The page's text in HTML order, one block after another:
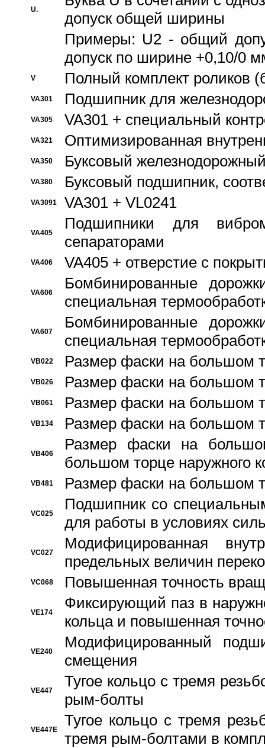
U.
допуск общей ширины
Примеры: U2 - общий
допуск по ширине +0,10/0
V Полный комплект роликов
VA301 Подшипник для
VA305 VA301 + специальный
VA321 Оптимизированная
VA350 Буксовый
VA380 Буксовый подшипник,
VA3091 VA301 + VL0241
VA405
Подшипники для
сепараторами
VA406 VA405 + отверстие с
VA606
Бомбинированные
специальная
VA607
Бомбинированные
специальная
VB022 Размер фаски на большом
VB026 Размер фаски на большом
VB061 Размер фаски на большом
VB134 Размер фаски на большом
VB406
Размер фаски на
большом торце наружного
VB481 Размер фаски на большом
VC025
Подшипник со
для работы в условиях
VC027
Модифицированная
предельных величин
VC068 Повышенная точность
VE174
Фиксирующий паз в
кольца и повышенная
VE240
Модифицированный
смещения
VE447
Тугое кольцо с тремя
рым-болты
VE447E
Тугое кольцо с тремя
тремя рым-болтами в